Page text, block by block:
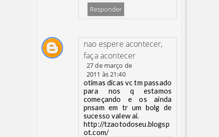
Responder
nao espere acontecer,
faça acontecer
27 de março de
2011 às 21:40
otimas dicas vc tm passado
para nos q estamos
começando e os ainda
pnsam em tr um bolg de
sucesso valew ai.
http://tzaotodoseu.blogsp
ot.com/